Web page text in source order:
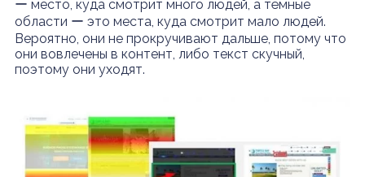
ー место, куда смотрит много людей, а тёмные
области ー это места, куда смотрит мало людей.
Вероятно, они не прокручивают дальше, потому что
они вовлечены в контент, либо текст скучный,
поэтому они уходят.